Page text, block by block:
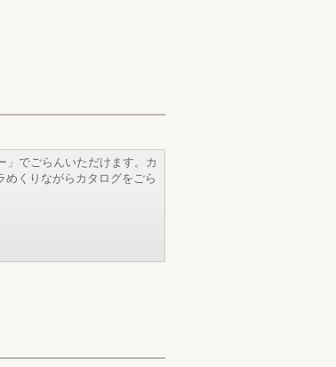
」でごらんいただけます。カ
めくりながらカタログをごら